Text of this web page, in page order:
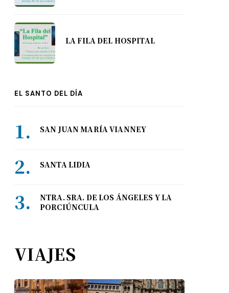
LA FILA DEL HOSPITAL
EL SANTO DEL DÍA
SAN JUAN MARÍA VIANNEY
SANTA LIDIA
NTRA. SRA. DE LOS ÁNGELES Y LA
PORCIÚNCULA
VIAJES